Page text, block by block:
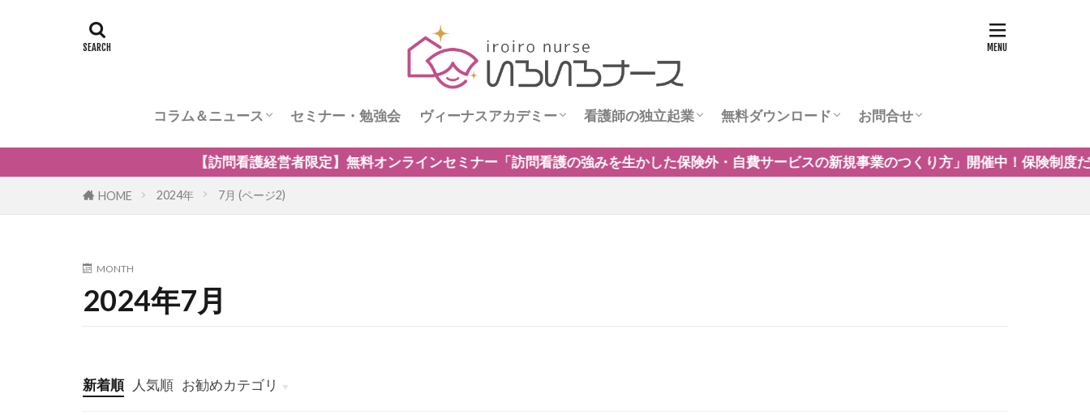
コラム＆ニュース
訪問看護のケア内容
訪問看護の管理者の役割
訪問看護のリスク管理
訪問看護の加算
訪問看護とナーシングホーム
訪問看護の自費・保険外サービス
訪問看護師のウェルビーング
小児の訪問看護
精神科訪問看護
訪問看護の法律
訪問看護師のマネジメント
セミナー・勉強会 ヴィーナスアカデミー
ヴィーナスニュース
看護師の独立起業
看護師独立インタビュー
無料ダウンロード
営業チラシテンプレート
訪問看護お役立ち資料
訪問看護の商圏調査
お問合せ
運営会社
営者限定】無料オンラインセミナー「訪問看護の強みを生かした保険外・自費サービスの新規事業のつくり方」開催中！保険制度だけに頼らない自費・保険外サービスの
HOME 2024年 7月 (ページ2)
MONTH
2024年7月
新着順 人気順 お勧めカテゴリ